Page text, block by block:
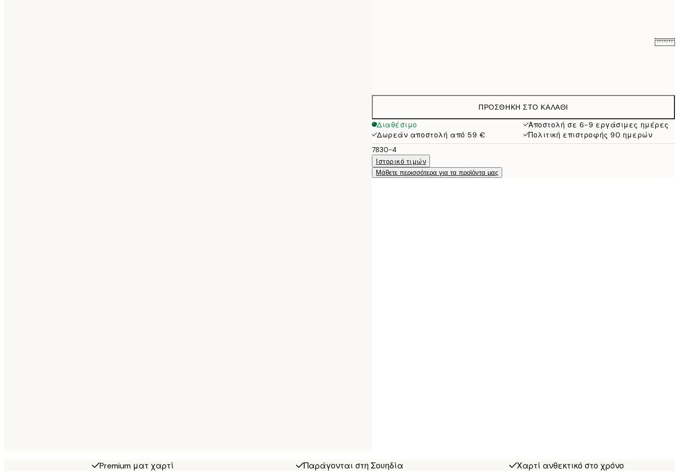
19,95 €
27,45 €
ΠΡΟΣΘΉΚΗ ΣΤΟ ΚΑΛΆΘΙ
Διαθέσιμο
Αποστολή σε 6-9 εργάσιμες ημέρες
Δωρεάν αποστολή από 59 €
Πολιτική επιστροφής 90 ημερών
7830-4
Ιστορικό τιμών
Μάθετε περισσότερα για τα προϊόντα μας
Premium ματ χαρτί Παράγονται στη Σουηδία Χαρτί ανθεκτικό στο χρόνο